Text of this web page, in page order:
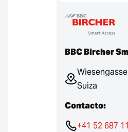
BBC Bircher
Suiza
Contacto:
+41 52 687